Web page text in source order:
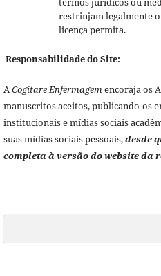
restrinjam legalmente
licença permita.
Responsabilidade do Site:
A Cogitare Enfermagem encoraja os
manuscritos aceitos, publicando-os
institucionais e mídias sociais
suas mídias sociais pessoais,desde
completa à versão do website da